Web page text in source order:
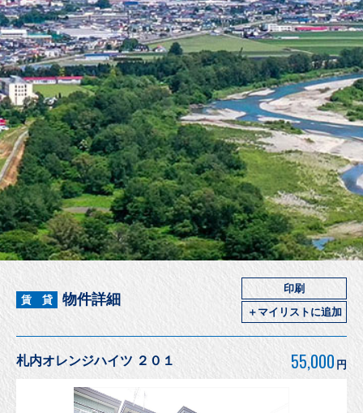
賃 貸 物件詳細
印刷
＋マイリストに追加
札内オレンジハイツ ２０１ 55,000 円